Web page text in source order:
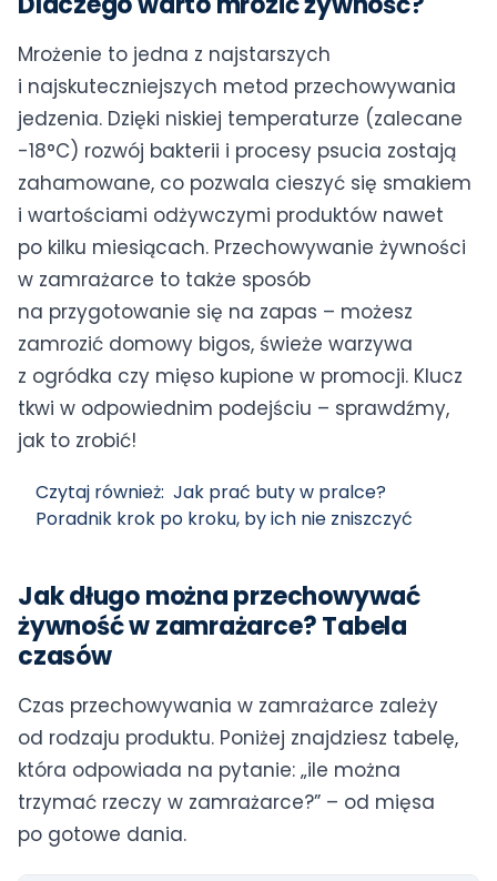
Mrożenie to jedna z najstarszych
i najskuteczniejszych metod przechowywania
jedzenia. Dzięki niskiej temperaturze (zalecane
-18°C) rozwój bakterii i procesy psucia zostają
zahamowane, co pozwala cieszyć się smakiem
i wartościami odżywczymi produktów nawet
po kilku miesiącach. Przechowywanie żywności
w zamrażarce to także sposób
na przygotowanie się na zapas – możesz
zamrozić domowy bigos, świeże warzywa
z ogródka czy mięso kupione w promocji. Klucz
tkwi w odpowiednim podejściu – sprawdźmy,
jak to zrobić!
Czytaj również: Jak prać buty w pralce?
Poradnik krok po kroku, by ich nie zniszczyć
Jak długo można przechowywać
żywność w zamrażarce? Tabela
czasów
Czas przechowywania w zamrażarce zależy
od rodzaju produktu. Poniżej znajdziesz tabelę,
która odpowiada na pytanie: „ile można
trzymać rzeczy w zamrażarce?” – od mięsa
po gotowe dania.